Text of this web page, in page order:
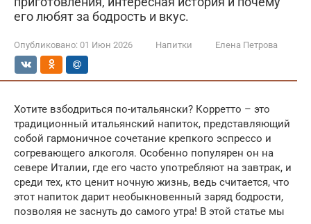
его любят за бодрость и вкус.
Опубликовано: 01 Июн 2026 Напитки Елена Петрова
Хотите взбодриться по-итальянски? Корретто – это
традиционный итальянский напиток, представляющий
собой гармоничное сочетание крепкого эспрессо и
согревающего алкоголя. Особенно популярен он на
севере Италии, где его часто употребляют на завтрак, и
среди тех, кто ценит ночную жизнь, ведь считается, что
этот напиток дарит необыкновенный заряд бодрости,
позволяя не заснуть до самого утра! В этой статье мы